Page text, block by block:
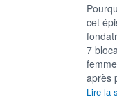
cet
7
après
Lire la